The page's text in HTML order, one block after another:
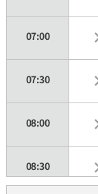
07:00
07:30
08:00
08:30